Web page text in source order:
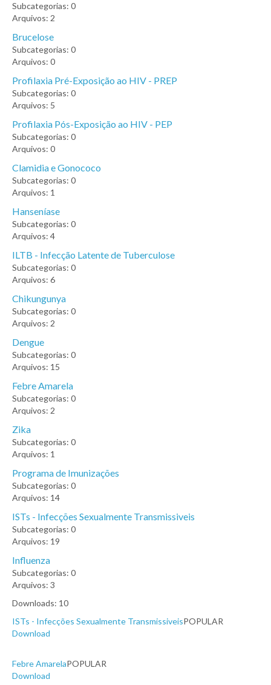
Subcategorias: 0
Arquivos: 2
Brucelose
Subcategorias: 0
Arquivos: 0
Profilaxia Pré-Exposição ao HIV - PREP
Subcategorias: 0
Arquivos: 5
Profilaxia Pós-Exposição ao HIV - PEP
Subcategorias: 0
Arquivos: 0
Clamidia e Gonococo
Subcategorias: 0
Arquivos: 1
Hanseníase
Subcategorias: 0
Arquivos: 4
ILTB - Infecção Latente de Tuberculose
Subcategorias: 0
Arquivos: 6
Chikungunya
Subcategorias: 0
Arquivos: 2
Dengue
Subcategorias: 0
Arquivos: 15
Febre Amarela
Subcategorias: 0
Arquivos: 2
Zika
Subcategorias: 0
Arquivos: 1
Programa de Imunizações
Subcategorias: 0
Arquivos: 14
ISTs - Infecções Sexualmente Transmissiveis
Subcategorias: 0
Arquivos: 19
Influenza
Subcategorias: 0
Arquivos: 3
Downloads: 10
ISTs - Infecções Sexualmente TransmissiveisPOPULAR
Download
Febre AmarelaPOPULAR
Download